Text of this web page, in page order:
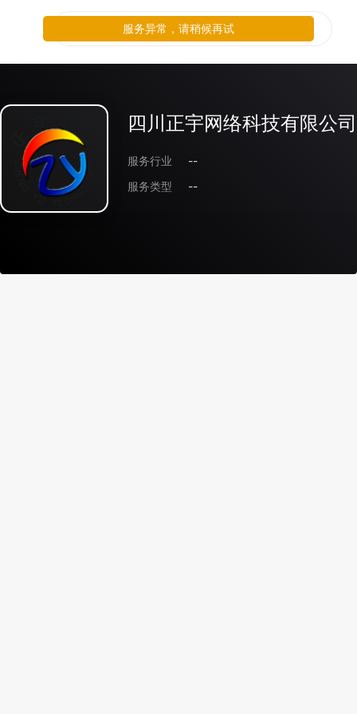
四川正宇网络科技有限公司
服务行业
--
服务类型
--
服务异常，请稍候再试